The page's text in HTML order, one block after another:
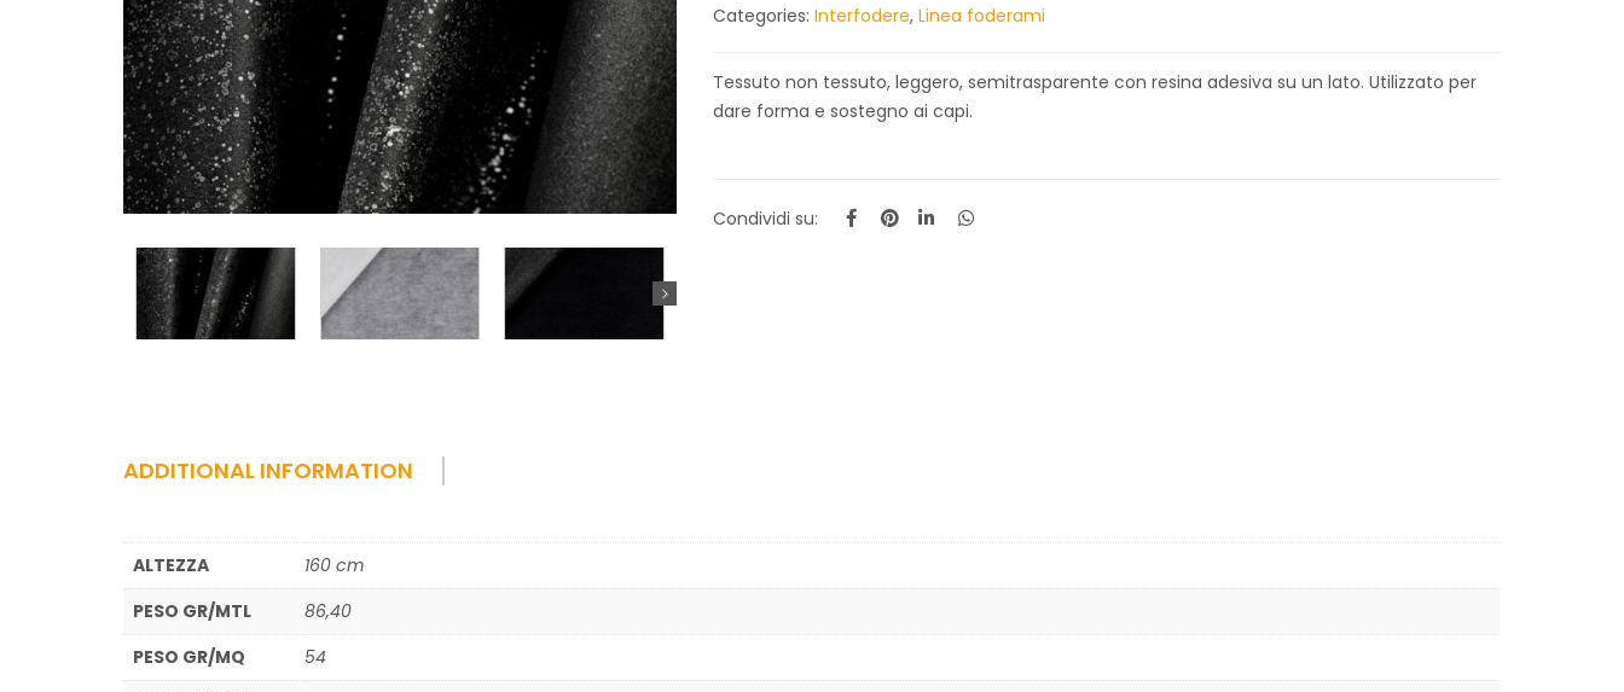
Categories: Interfodere, Linea foderami
Tessuto non tessuto, leggero, semitrasparente con resina adesiva su un lato. Utilizzato per
dare forma e sostegno ai capi.
Condividi su:
ADDITIONAL INFORMATION
ALTEZZA
160 cm
PESO GR/MTL
86,40
PESO GR/MQ
54